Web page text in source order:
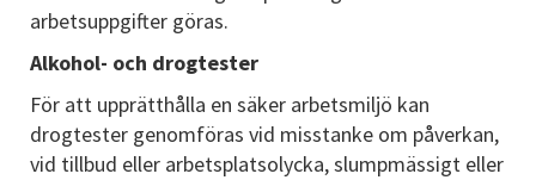
arbetsuppgifter göras.
Alkohol- och drogtester
För att upprätthålla en säker arbetsmiljö kan
drogtester genomföras vid misstanke om påverkan,
vid tillbud eller arbetsplatsolycka, slumpmässigt eller